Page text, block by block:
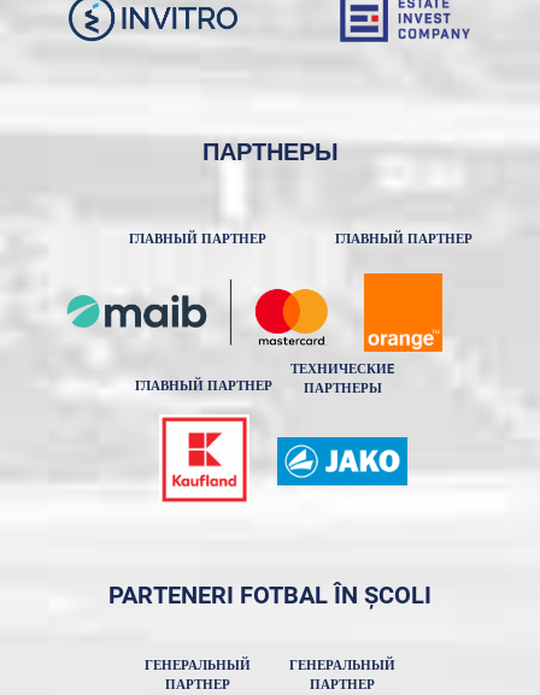
ПАРТНЕРЫ
ГЛАВНЫЙ ПАРТНЕР ГЛАВНЫЙ ПАРТНЕР
ГЛАВНЫЙ ПАРТНЕР
ТЕХНИЧЕСКИE
ПАРТНЕРЫ
PARTENERI FOTBAL ÎN ȘCOLI
ГЕНЕРАЛЬНЫЙ
ПАРТНЕР
ГЕНЕРАЛЬНЫЙ
ПАРТНЕР